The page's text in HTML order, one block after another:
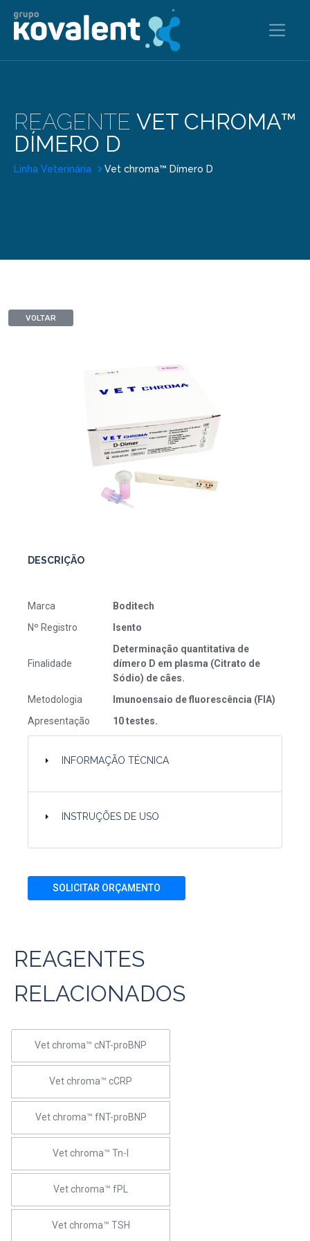
REAGENTE VET CHROMA™
DÍMERO D
Linha Veterinária Vet chroma™ Dímero D
VOLTAR
DESCRIÇÃO
Marca
Boditech
Nº Registro
Isento
Finalidade
Determinação quantitativa de
dímero D em plasma (Citrato de
Sódio) de cães.
Metodologia
Imunoensaio de fluorescência (FIA)
Apresentação
10 testes.
INFORMAÇÃO TÉCNICA
INSTRUÇÕES DE USO
SOLICITAR ORÇAMENTO
REAGENTES
RELACIONADOS
Vet chroma™ cNT-proBNP
Vet chroma™ cCRP
Vet chroma™ fNT-proBNP
Vet chroma™ Tn-I
Vet chroma™ fPL
Vet chroma™ TSH